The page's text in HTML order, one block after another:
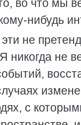
во что мы
нибудь
не
никогда не
с